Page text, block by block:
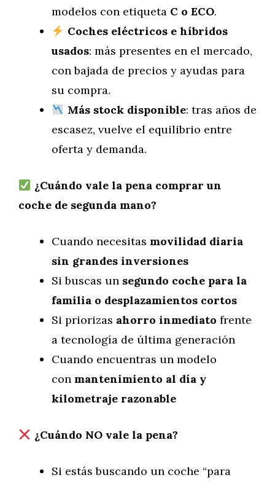
modelos con etiqueta C o ECO.
Coches eléctricos e híbridos
usados: más presentes en el mercado,
con bajada de precios y ayudas para
su compra.
Más stock disponible: tras años de
escasez, vuelve el equilibrio entre
oferta y demanda.
¿Cuándo vale la pena comprar un
coche de segunda mano?
Cuando necesitas movilidad diaria
sin grandes inversiones
Si buscas un segundo coche para la
familia o desplazamientos cortos
Si priorizas ahorro inmediato frente
a tecnología de última generación
Cuando encuentras un modelo
con mantenimiento al día y
kilometraje razonable
¿Cuándo NO vale la pena?
Si estás buscando un coche “para